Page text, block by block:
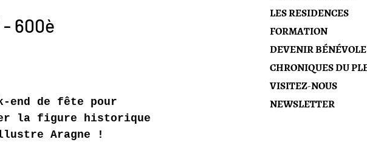
LES RESIDENCES
FORMATION
DEVENIR BÉNÉVOLE
CHRONIQUES DU
VISITEZ-NOUS
NEWSLETTER
- 600è
end de fête pour
la figure historique
Aragne !